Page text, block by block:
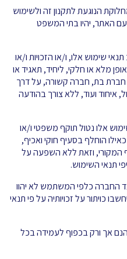
הנוגעת לתקנון זה ולשימוש
האתר, יהיו בתי המשפט
שימוש אלו, ו/או הזכויות ו/או
מלא או חלקי, ליחיד, תאגיד או
חברת בת, חברה קשורה, על דרך
איחוד ועוד, ללא צורך בהודעה
אלו נטול תוקף משפטי ו/או
הוחלף בסעיף חוקי ואכיף,
המקורי, וזאת ללא השפעה על
תנאי השימוש.
החברה כלפי המשתמש לא יהוו
כויתור על זכויותיה על פי תנאי
הנם אך ורק בכפוף לעמידה בכל